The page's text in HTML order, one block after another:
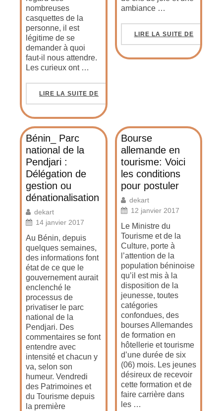
nombreuses
casquettes de la
personne, il est
légitime de se
demander à quoi
faut-il nous attendre.
Les curieux ont …
LIRE LA SUITE DE
ambiance …
LIRE LA SUITE DE
Bénin_ Parc
national de la
Pendjari :
Délégation de
gestion ou
dénationalisation
dekart
14 janvier 2017
Au Bénin, depuis
quelques semaines,
des informations font
état de ce que le
gouvernement aurait
enclenché le
processus de
privatiser le parc
national de la
Pendjari. Des
commentaires se font
entendre avec
intensité et chacun y
va, selon son
humeur. Vendredi
des Patrimoines et
du Tourisme depuis
la première
Bourse
allemande en
tourisme: Voici
les conditions
pour postuler
dekart
12 janvier 2017
Le Ministre du
Tourisme et de la
Culture, porte à
l’attention de la
population béninoise
qu’il est mis à la
disposition de la
jeunesse, toutes
catégories
confondues, des
bourses Allemandes
de formation en
hôtellerie et tourisme
d’une durée de six
(06) mois. Les jeunes
désireux de recevoir
cette formation et de
faire carrière dans
les …